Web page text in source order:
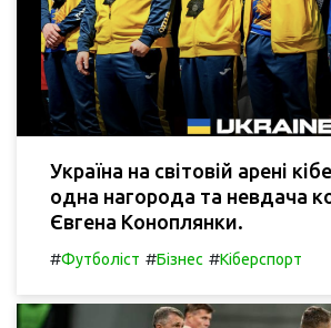
Україна на світовій арені
одна нагорода та невдача
Євгена Коноплянки.
#Футболіст #Бізнес #Кіберспорт